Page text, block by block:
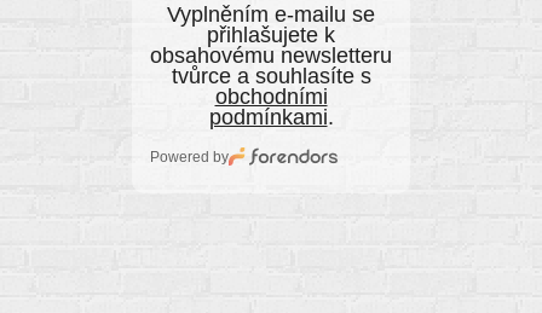
Vyplněním e‑mailu se
přihlašujete k
obsahovému newsletteru
tvůrce a souhlasíte s
obchodními
podmínkami.
Powered by